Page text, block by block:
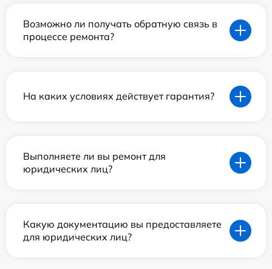
Возможно ли получать обратную связь в
процессе ремонта?
На каких условиях действует гарантия?
Выполняете ли вы ремонт для
юридических лиц?
Какую документацию вы предоставляете
для юридических лиц?